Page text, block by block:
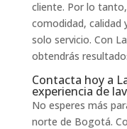
cliente. Por lo
comodidad, calidad
solo servicio. Con
obtendrás
Contacta hoy a
experiencia de
No esperes más
norte de Bogotá.